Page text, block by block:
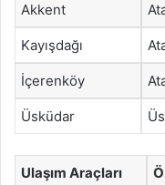
Akkent
Kayışdağı
İçerenköy
Üsküdar
Ulaşım Araçları